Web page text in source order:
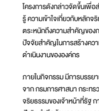
โครงการดังกล่าวจัดขึ้นเพื่อ
รู้ ความเข้าใจเกี่ยวกับหลัก
ตระหนักถึงความสำคัญของ
ปัจจัยสำคัญในการสร้างควา
ดำเนินงานขององค์กร
ภายในกิจกรรม มีการบรร
จาก กรมการศาสนา กระท
จริยธรรมของเจ้าหน้าที่รัฐ